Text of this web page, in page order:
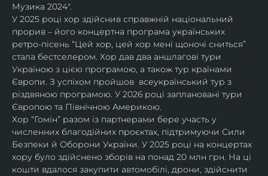
Музика 2024".
У 2025 році хор здійснив справжній національний
прорив – його концертна програма українських
ретро-пісень “Цей хор, цей хор мені щоночі сниться”
стала бестселером. Хор дав два аншлагові тури
Україною з цією програмою, а також тур країнами
Європи. З успіхом пройшов  всеукраїнський тур з
різдвяною програмою. У 2026 році заплановані тури
Європою та Північною Америкою.
Хор “Гомін” разом із партнерами бере участь у
численних благодійних проєктах, підтримуючи Сили
Безпеки й Оборони України. У 2025 році на концертах
хору було здійснено зборів на понад 20 млн грн. На ці
кошти вдалося закупити автомобілі, дрони, здійснити